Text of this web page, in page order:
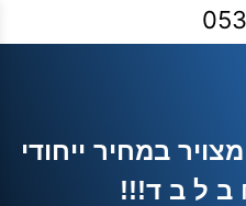
במחיר ייחודי